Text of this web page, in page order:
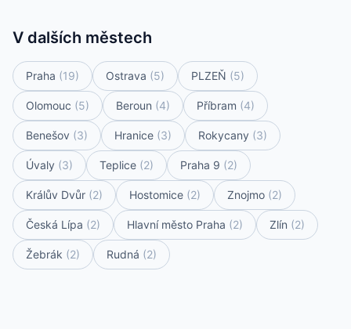
V dalších městech
Praha (19) Ostrava (5) PLZEŇ (5)
Olomouc (5) Beroun (4) Příbram (4)
Benešov (3) Hranice (3) Rokycany (3)
Úvaly (3) Teplice (2) Praha 9 (2)
Králův Dvůr (2) Hostomice (2) Znojmo (2)
Česká Lípa (2) Hlavní město Praha (2) Zlín (2)
Žebrák (2) Rudná (2)